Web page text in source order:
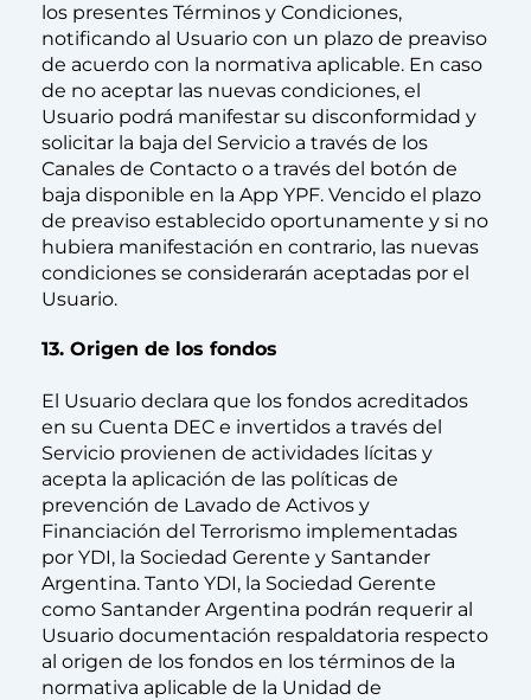
los presentes Términos y Condiciones,
notificando al Usuario con un plazo de preaviso
de acuerdo con la normativa aplicable. En caso
de no aceptar las nuevas condiciones, el
Usuario podrá manifestar su disconformidad y
solicitar la baja del Servicio a través de los
Canales de Contacto o a través del botón de
baja disponible en la App YPF. Vencido el plazo
de preaviso establecido oportunamente y si no
hubiera manifestación en contrario, las nuevas
condiciones se considerarán aceptadas por el
Usuario.
13. Origen de los fondos
El Usuario declara que los fondos acreditados
en su Cuenta DEC e invertidos a través del
Servicio provienen de actividades lícitas y
acepta la aplicación de las políticas de
prevención de Lavado de Activos y
Financiación del Terrorismo implementadas
por YDI, la Sociedad Gerente y Santander
Argentina. Tanto YDI, la Sociedad Gerente
como Santander Argentina podrán requerir al
Usuario documentación respaldatoria respecto
al origen de los fondos en los términos de la
normativa aplicable de la Unidad de